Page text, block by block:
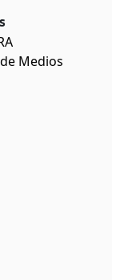
Medios